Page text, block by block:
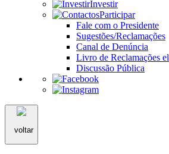
Investir
Participar
Fale com o Presidente
Sugestões/Reclamações
Canal de Denúncia
Livro de Reclamações
Discussão Pública
voltar